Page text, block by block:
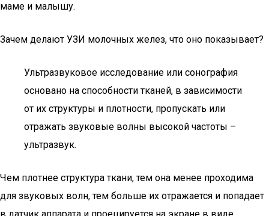
маме и малышу.
Зачем делают УЗИ молочных желез, что оно показывает?
Ультразвуковое исследование или сонография
основано на способности тканей, в зависимости
от их структуры и плотности, пропускать или
отражать звуковые волны высокой частоты –
ультразвук.
Чем плотнее структура ткани, тем она менее проходима
для звуковых волн, тем больше их отражается и попадает